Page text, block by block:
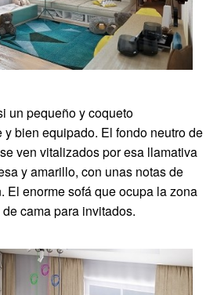
un pequeño y coqueto
y bien equipado. El fondo neutro de
ven vitalizados por esa llamativa
y amarillo, con unas notas de
El enorme sofá que ocupa la zona
cama para invitados.